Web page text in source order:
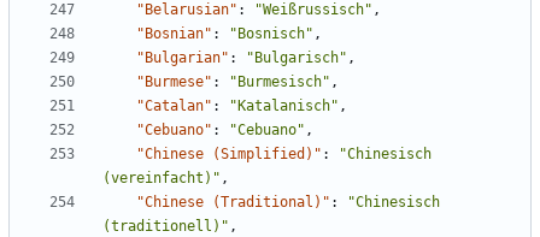
"Belarusian" : "Weißrussisch" ,
"Bosnian" : "Bosnisch" ,
"Bulgarian" : "Bulgarisch" ,
"Burmese" : "Burmesisch" ,
"Catalan" : "Katalanisch" ,
"Cebuano" : "Cebuano" ,
"Chinese (Simplified)" :
"Chinesisch
(vereinfacht)" ,
"Chinese (Traditional)" :
"Chinesisch
(traditionell)" ,